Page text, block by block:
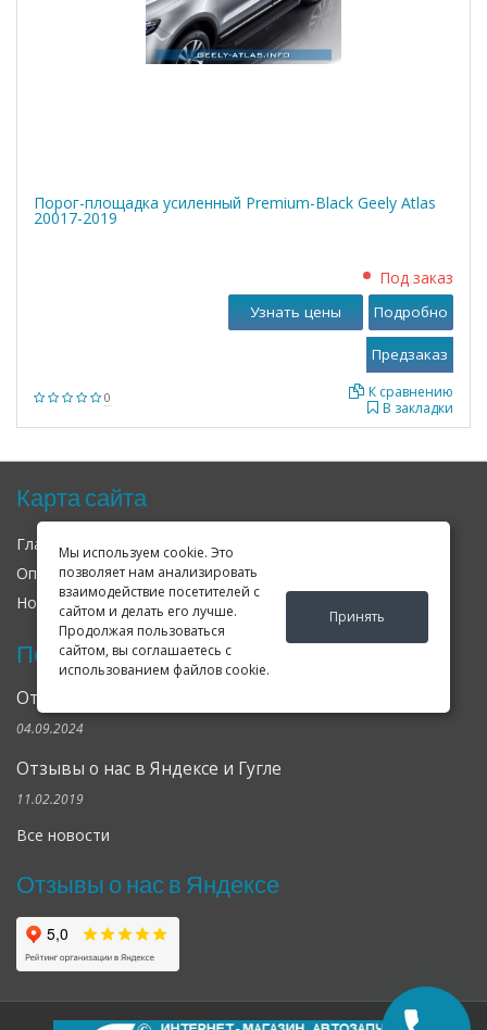
Мы используем cookie. Это
позволяет нам анализировать
взаимодействие посетителей с
сайтом и делать его лучше.
Продолжая пользоваться
сайтом, вы соглашаетесь с
использованием файлов cookie.
Принять
Порог-площадка усиленный Premium-Black Geely Atlas
20017-2019
0
Под заказ
В закладки
К сравнению
Узнать цены Подробно
Карта сайта
Главная О нас
Оплата
Доставка
Новости
Оферта
Последние новости
Открылся клубный сервис Geely в Петербурге
04.09.2024
Отзывы о нас в Яндексе и Гугле
11.02.2019
Все новости
Отзывы о нас в Яндексе